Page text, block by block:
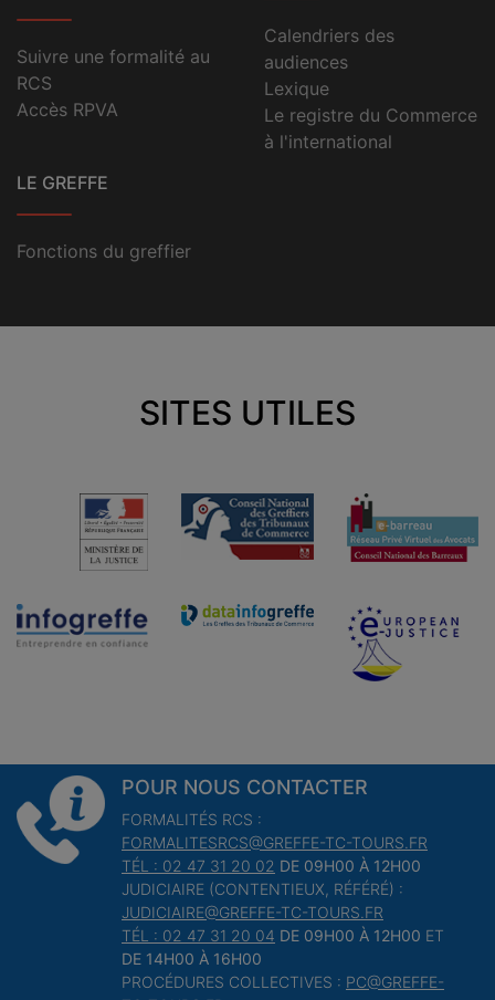
Suivre une formalité au
RCS
Accès RPVA
Calendriers des
audiences
Lexique
Le registre du Commerce
à l'international
LE GREFFE
Fonctions du greffier
SITES UTILES
POUR NOUS CONTACTER
FORMALITÉS RCS :
FORMALITESRCS@GREFFE-TC-TOURS.FR
TÉL : 02 47 31 20 02 DE 09H00 À 12H00
JUDICIAIRE (CONTENTIEUX, RÉFÉRÉ) :
JUDICIAIRE@GREFFE-TC-TOURS.FR
TÉL : 02 47 31 20 04 DE 09H00 À 12H00 ET
DE 14H00 À 16H00
PROCÉDURES COLLECTIVES : PC@GREFFE-